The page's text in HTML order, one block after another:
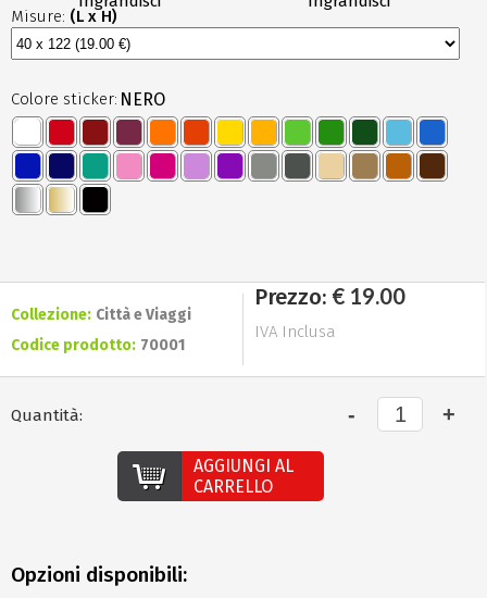
Collezione: Città e Viaggi
Codice prodotto: 70001
Prezzo: € 19.00
IVA Inclusa
Opzioni disponibili:
Misure: (L x H)
Colore sticker: NERO
Quantità:
AGGIUNGI AL
CARRELLO